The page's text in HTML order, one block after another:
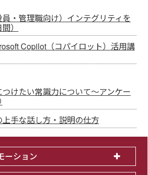
員・管理職向け）インテグリティを
）
Copilot（コパイロット）活用講
けたい常識力について～アンケー
手な話し方・説明の仕方
ーション